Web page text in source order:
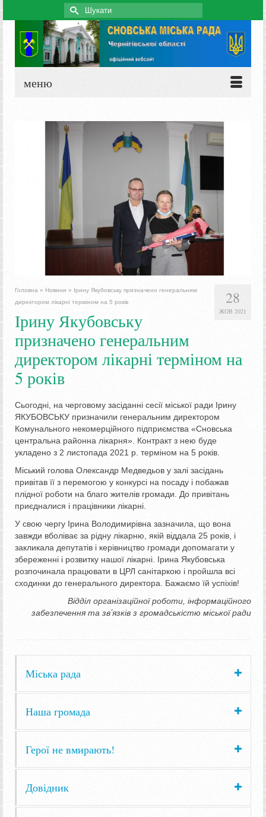
Search
for:
меню
28
ЖОВ 2021
Головна » Новини » Ірину Якубовську призначено генеральним
директором лікарні терміном на 5 років
Ірину Якубовську
призначено генеральним
директором лікарні терміном на
5 років
Сьогодні, на черговому засіданні сесії міської ради Ірину
ЯКУБОВСЬКУ призначили генеральним директором
Комунального некомерційного підприємства «Сновська
центральна районна лікарня». Контракт з нею буде
укладено з 2 листопада 2021 р. терміном на 5 років.
Міський голова Олександр Медведьов у залі засідань
привітав її з перемогою у конкурсі на посаду і побажав
плідної роботи на благо жителів громади. До привітань
приєдналися і працівники лікарні.
У свою чергу Ірина Володимирівна зазначила, що вона
завжди вболіває за рідну лікарню, якій віддала 25 років, і
закликала депутатів і керівництво громади допомагати у
збереженні і розвитку нашої лікарні. Ірина Якубовська
розпочинала працювати в ЦРЛ санітаркою і пройшла всі
сходинки до генерального директора. Бажаємо їй успіхів!
Відділ організаційної роботи, інформаційного
забезпечення та звʼязків з громадськістю міської ради
Міська рада
Наша громада
Герої не вмирають!
Довідник